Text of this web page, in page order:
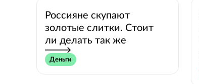
Россияне скупают
золотые слитки. Стоит
ли делать так же
Деньги